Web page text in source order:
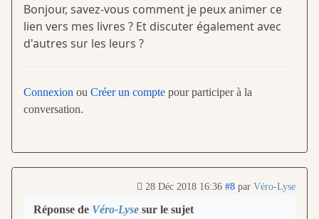
Bonjour, savez-vous comment je peux animer ce
lien vers mes livres ? Et discuter également avec
d'autres sur les leurs ?
Connexion ou Créer un compte pour participer à la
conversation.
28 Déc 2018 16:36 #8 par Véro-Lyse
Réponse de Véro-Lyse sur le sujet